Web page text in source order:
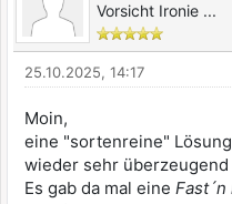
Vorsicht Ironie ...
25.10.2025, 14:17
Moin,
eine "sortenreine"
wieder sehr überzeugend
Es gab da mal eine